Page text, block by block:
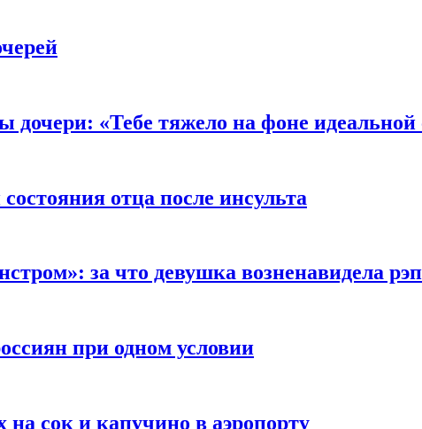
дочери: «Тебе тяжело на фоне идеальной
отца после инсульта
за что девушка возненавидела
при одном условии
на сок и капучино в аэропорту